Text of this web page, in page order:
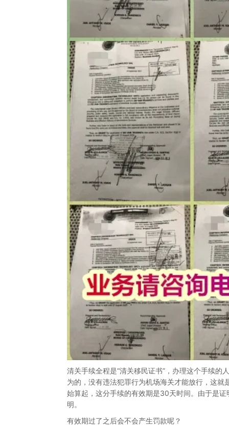
清关手续全程是“清关移民证书”，办理这个手续
为的，没有违法犯罪行为机场海关才能放行，这
始算起，这分手续的有效期是30天时间。由于是
明。
有效期过了之后会不会产生罚款呢？